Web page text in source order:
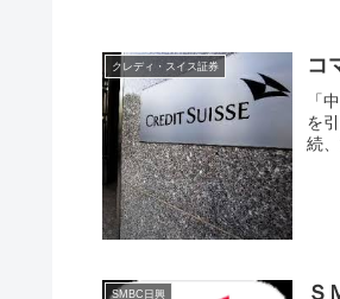
クレディ・スイス証券 コ
「
を
続
SMBC日興 Ｓ